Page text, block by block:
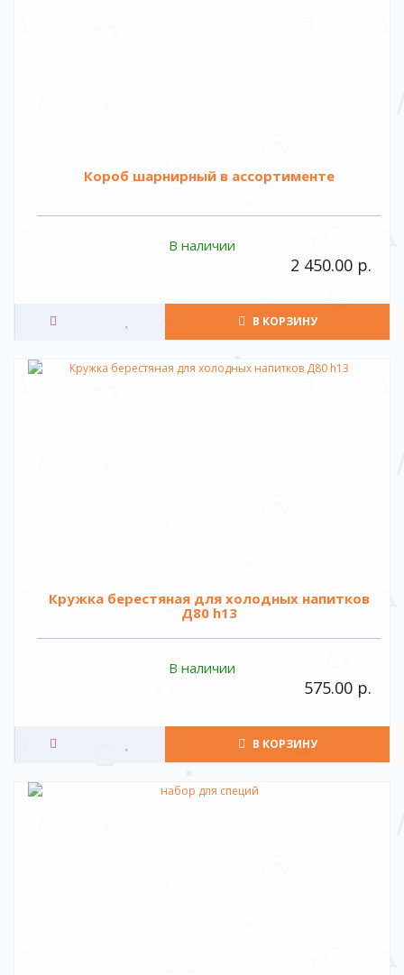
Короб шарнирный в ассортименте
В наличии
2 450.00 р.
В КОРЗИНУ
Кружка берестяная для холодных напитков
Д80 h13
В наличии
575.00 р.
В КОРЗИНУ